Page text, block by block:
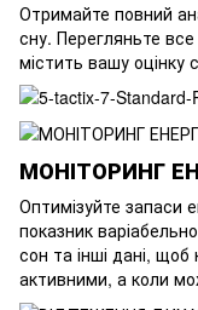
Отримайте повний
сну. Перегляньте
містить вашу оцінку
МОНІТОРИНГ
Оптимізуйте запаси
показник
сон та інші дані,
активними, а коли